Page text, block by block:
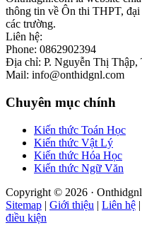
thông tin về Ôn thi THPT,
các trường.
Liên hệ:
Phone: 0862902394
Địa chỉ: P. Nguyễn Thị Thập,
Mail: info@onthidgnl.com
Chuyên mục chính
Kiến thức Toán Học
Kiến thức Vật Lý
Kiến thức Hóa Học
Kiến thức Ngữ Văn
Copyright © 2026 ·
Sitemap | Giới thiệu | Liên hệ |
điều kiện